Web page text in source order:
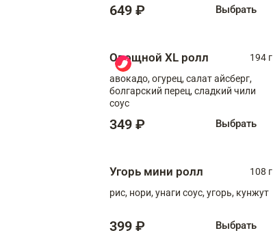
649 ₽ Выбрать
Овощной XL ролл
194 г
авокадо, огурец, салат айсберг,
болгарский перец, сладкий чили
соус
349 ₽ Выбрать
Угорь мини ролл
108 г
рис, нори, унаги соус, угорь, кунжут
399 ₽ Выбрать